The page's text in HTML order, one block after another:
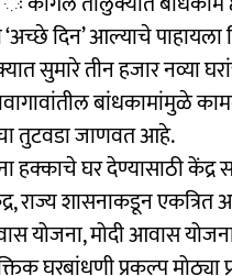
‘अच्छे दिन’ आल्याचे
सुमारे तीन हजार नव्या
बांधकामांमुळे
तुटवडा जाणवत आहे.
हक्काचे घर देण्यासाठी
राज्य शासनाकडून
योजना, मोदी आवास
घरबांधणी प्रकल्प